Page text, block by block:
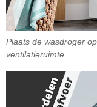
Plaats de wasdroger
ventilatieruimte.